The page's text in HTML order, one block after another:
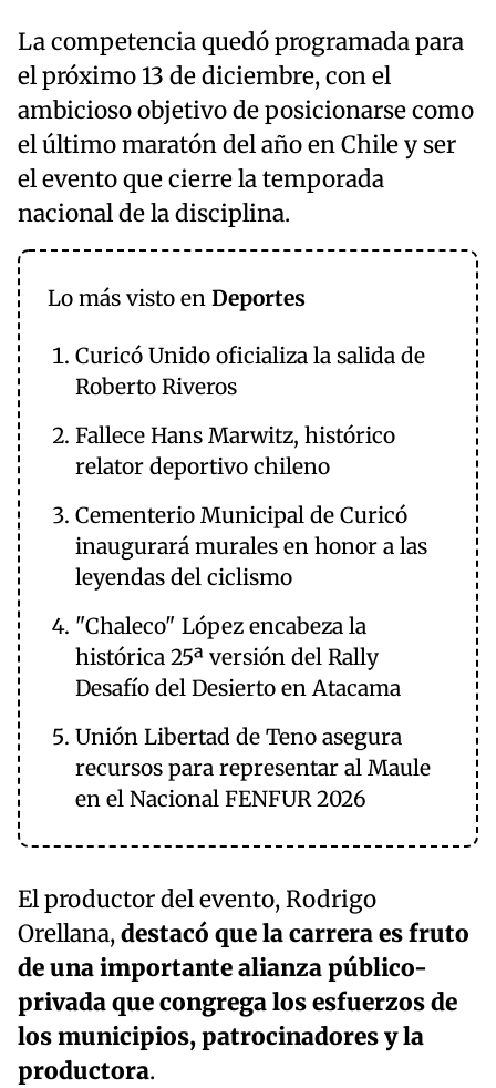
La competencia quedó programada para
el próximo 13 de diciembre, con el
ambicioso objetivo de posicionarse como
el último maratón del año en Chile y ser
el evento que cierre la temporada
nacional de la disciplina.
Lo más visto en Deportes
Curicó Unido oficializa la salida de
Roberto Riveros
Fallece Hans Marwitz, histórico
relator deportivo chileno
Cementerio Municipal de Curicó
inaugurará murales en honor a las
leyendas del ciclismo
"Chaleco" López encabeza la
histórica 25ª versión del Rally
Desafío del Desierto en Atacama
Unión Libertad de Teno asegura
recursos para representar al Maule
en el Nacional FENFUR 2026
El productor del evento, Rodrigo
Orellana,destacó que la carrera es fruto
de una importante alianza público-
privada que congrega los esfuerzos de
los municipios, patrocinadores y la
productora.